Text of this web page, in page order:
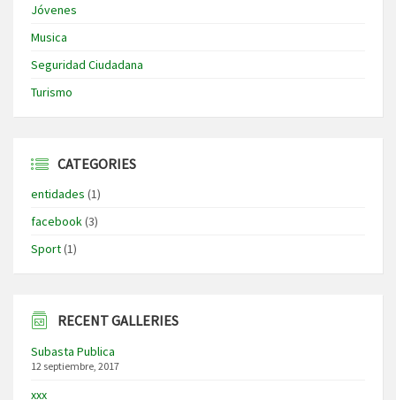
Jóvenes
Musica
Seguridad Ciudadana
Turismo
CATEGORIES
entidades (1)
facebook(3)
Sport(1)
RECENT GALLERIES
Subasta Publica
12 septiembre, 2017
xxx